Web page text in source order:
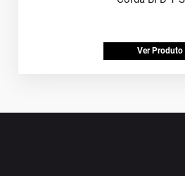
Ver Produto